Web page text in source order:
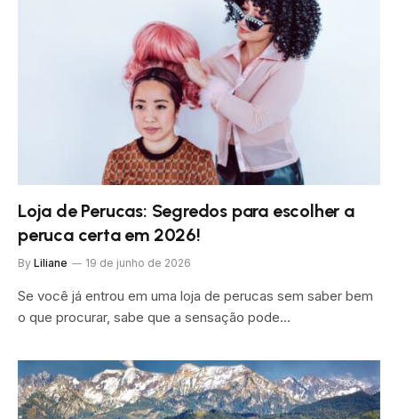
Loja de Perucas: Segredos para escolher a
peruca certa em 2026!
By Liliane 19 de junho de 2026
Se você já entrou em uma loja de perucas sem saber bem
o que procurar, sabe que a sensação pode…